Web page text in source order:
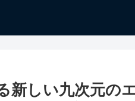
新しい九次元の